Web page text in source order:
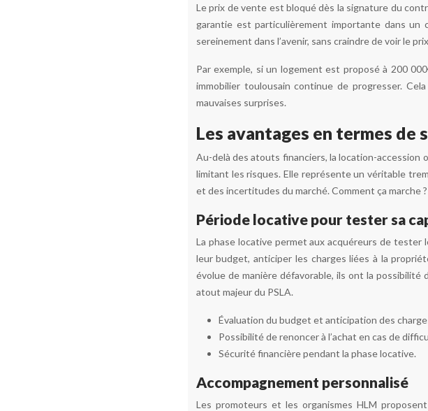
Le prix de vente est bloqué dès la signature du
garantie est particulièrement importante dans
sereinement dans l’avenir, sans craindre de voir le
Par exemple, si un logement est proposé à 200
immobilier toulousain continue de progresser.
mauvaises surprises.
Les avantages en termes
Au-delà des atouts financiers, la location-
limitant les risques. Elle représente un véritable
et des incertitudes du marché. Comment ça marche ?
Période locative pour tester sa
La phase locative permet aux acquéreurs de tester
leur budget, anticiper les charges liées à la
évolue de manière défavorable, ils ont la possibilité
atout majeur du PSLA.
Évaluation du budget et anticipation des
Possibilité de renoncer à l’achat en cas de
Sécurité financière pendant la phase locative.
Accompagnement personnalisé
Les promoteurs et les organismes HLM